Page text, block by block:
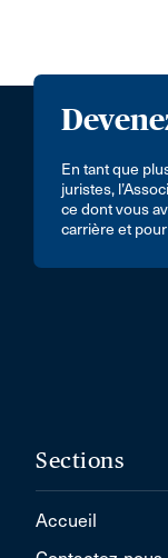
En tant que
juristes,
ce dont vous
carrière et
Sections
Accueil